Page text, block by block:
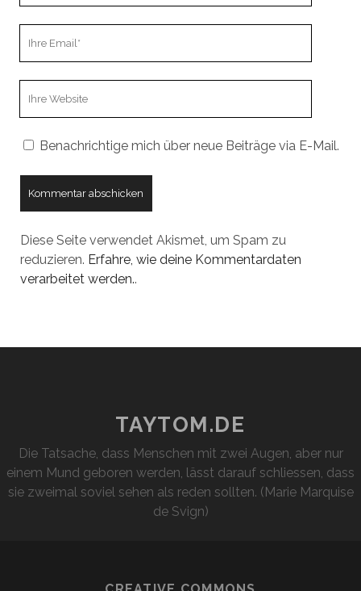
Benachrichtige mich über neue Beiträge via E-Mail.
Diese Seite verwendet Akismet, um Spam zu
reduzieren. Erfahre, wie deine Kommentardaten
verarbeitet werden..
TAYTOM.DE
Die Tatsache, dass Menschen mit zwei Augen, aber nur
einem Mund geboren werden, lässt darauf schliessen, dass
sie zweimal soviel sehen als reden sollten. (Marie Marquise
de Svign)